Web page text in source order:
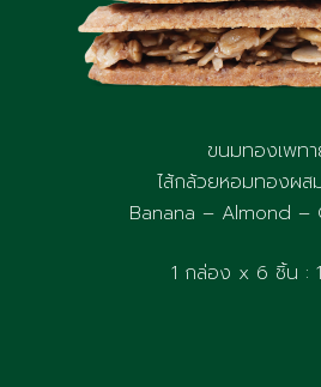
ขนมทองเพท
ไส้กล้วยหอมทองผ
Banana – Almond –
1 กล่อง x 6 ชิ้น :